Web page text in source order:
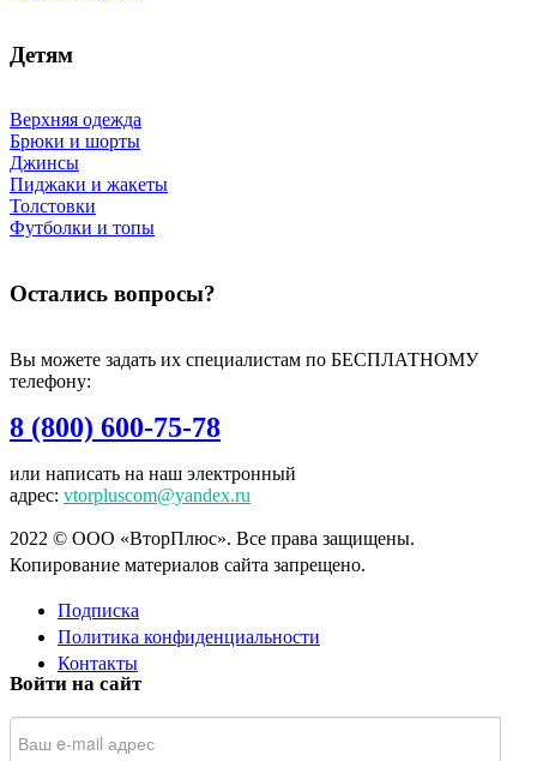
Детям
Верхняя одежда
Брюки и шорты
Джинсы
Пиджаки и жакеты
Толстовки
Футболки и топы
Остались вопросы?
Вы можете задать их специалистам по БЕСПЛАТНОМУ
телефону:
8 (800) 600-75-78
или написать на наш электронный
адрес: vtorpluscom@yandex.ru
2022 © ООО «ВторПлюс». Все права защищены.
Копирование материалов сайта запрещено.
Подписка
Политика конфиденциальности
Контакты
Войти на сайт